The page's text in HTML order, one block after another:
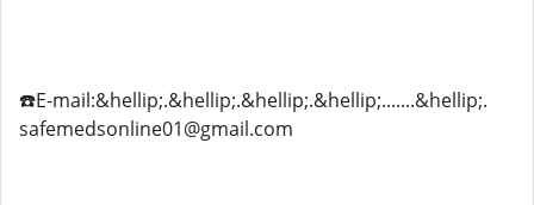
☎️E-mail:&hellip;.&hellip;.&hellip;.&hellip;.......&hellip;.
safemedsonline01@gmail.com